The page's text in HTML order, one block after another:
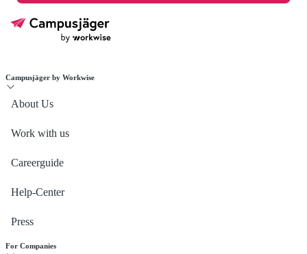
Campusjäger by Workwise
About Us
Work with us
Careerguide
Help-Center
Press
For Companies